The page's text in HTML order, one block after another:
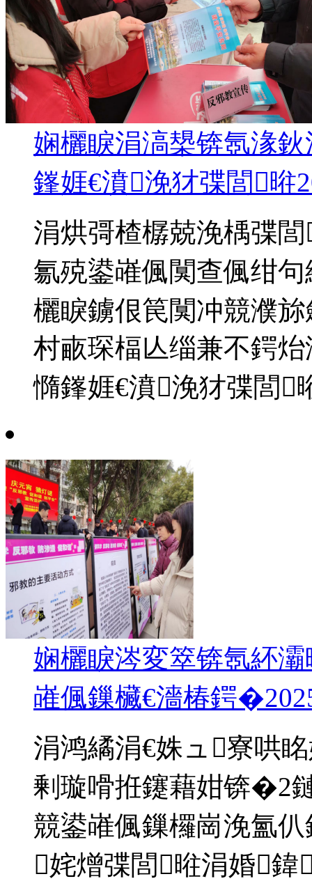
娴欐睙涓滈槼锛氬湪
鎽娾€濆浼犲弽閭暀
涓烘彁楂樼兢浼楀弽
氱殑鍙嶉偑闃查偑绀
欐睙鐪佷笢闃冲競濮
村畞琛楅亾缁兼不鍔
憜鎽娾€濆浼犲弽閭
娴欐睙涔変箤锛氬紑
嶉偑鏁欌€濇椿鍔�
涓鸿繘涓€姝ュ寮哄
剰璇嗗拰鑳藉姏锛�2
競鍙嶉偑鏁欏崗浼氳
姹熷弽閭暀涓婚鍏